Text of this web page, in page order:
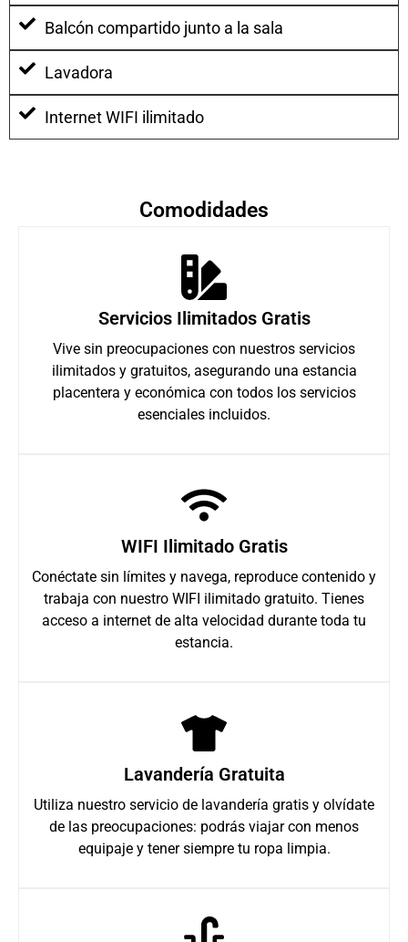
Balcón compartido junto a la sala
Lavadora
Internet WIFI ilimitado
Comodidades
Servicios Ilimitados Gratis
Vive sin preocupaciones con nuestros servicios
ilimitados y gratuitos, asegurando una estancia
placentera y económica con todos los servicios
esenciales incluidos.
WIFI Ilimitado Gratis
Conéctate sin límites y navega, reproduce contenido y
trabaja con nuestro WIFI ilimitado gratuito. Tienes
acceso a internet de alta velocidad durante toda tu
estancia.
Lavandería Gratuita
Utiliza nuestro servicio de lavandería gratis y olvídate
de las preocupaciones: podrás viajar con menos
equipaje y tener siempre tu ropa limpia.